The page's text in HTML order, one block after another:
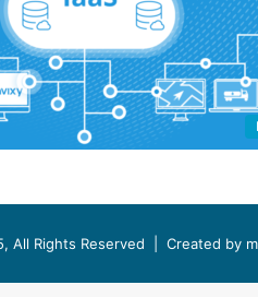
All Rights Reserved | Created by